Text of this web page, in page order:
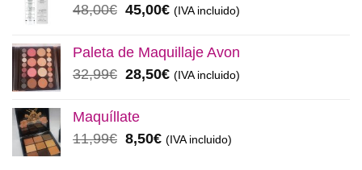
137,00€.130,00€.
48,00€ El
original
48,00€.
45,00€El
actual
45,00€.
(IVA incluido)
Paleta de Maquillaje Avon
32,99€ El
original
32,99€.
28,50€El
28,50€.
(IVA incluido)
Maquíllate
11,99€ El
8,50€El(IVA incluido)